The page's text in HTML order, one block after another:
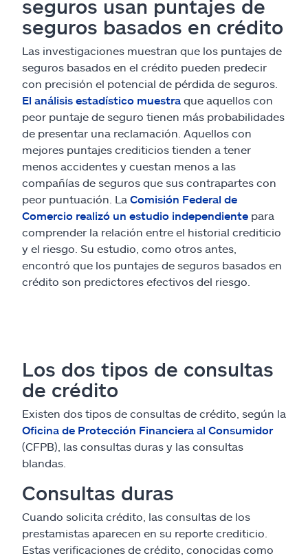
seguros usan puntajes de
seguros basados en crédito
Las investigaciones muestran que los puntajes de
seguros basados en el crédito pueden predecir
con precisión el potencial de pérdida de seguros.
El análisis estadístico muestra que aquellos con
peor puntaje de seguro tienen más probabilidades
de presentar una reclamación. Aquellos con
mejores puntajes crediticios tienden a tener
menos accidentes y cuestan menos a las
compañías de seguros que sus contrapartes con
peor puntuación. La Comisión Federal de
Comercio realizó un estudio independiente para
comprender la relación entre el historial crediticio
y el riesgo. Su estudio, como otros antes,
encontró que los puntajes de seguros basados en
crédito son predictores efectivos del riesgo.
Los dos tipos de consultas
de crédito
Existen dos tipos de consultas de crédito, según la
Oficina de Protección Financiera al Consumidor
(CFPB), las consultas duras y las consultas
blandas.
Consultas duras
Cuando solicita crédito, las consultas de los
prestamistas aparecen en su reporte crediticio.
Estas verificaciones de crédito, conocidas como